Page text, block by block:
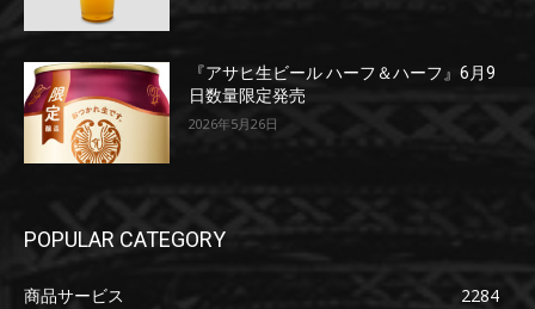
『アサヒ生ビール ハーフ＆ハーフ』6月9
日数量限定発売
2026年5月26日
POPULAR CATEGORY
商品サービス
2284